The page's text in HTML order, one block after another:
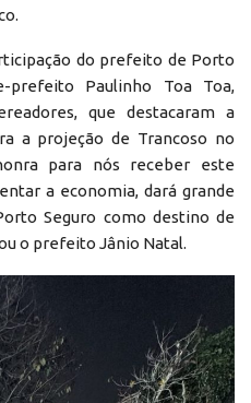
do prefeito de Porto
prefeito Paulinho Toa Toa,
que destacaram a
a projeção de Trancoso no
para nós receber este
a economia, dará grande
Seguro como destino de
o prefeito Jânio Natal.